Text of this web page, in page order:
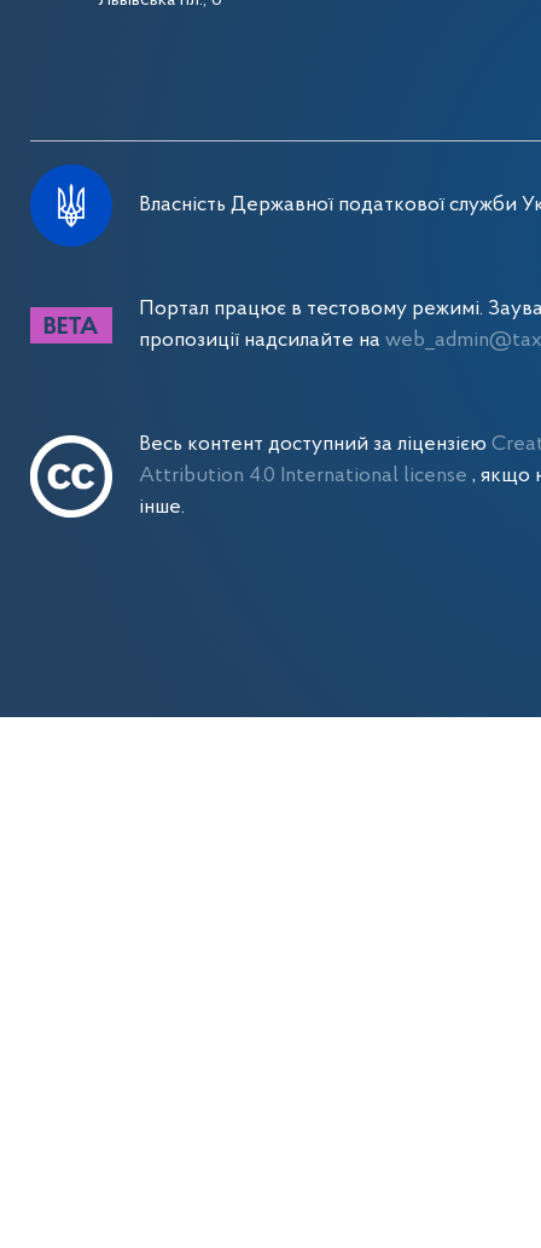
Власність Державної податкової служби
Портал працює в тестовому режимі.
пропозиції надсилайте на
Весь контент доступний за ліцензією
Attribution 4.0 International license , якщо
інше.